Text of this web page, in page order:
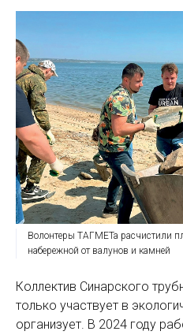
Волонтеры ТАГМЕТа расчистили
набережной от валунов и камней
Коллектив Синарского
только участвует в
организует. В 2024 году